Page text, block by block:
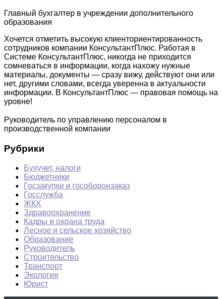
Главный бухгалтер в учреждении дополнительного
образования
Хочется отметить высокую клиенториентированность
сотрудников компании КонсультантПлюс. Работая в
Системе КонсультантПлюс, никогда не приходится
сомневаться в информации, когда нахожу нужные
материалы, документы — сразу вижу, действуют они или
нет, другими словами, всегда уверенна в актуальности
информации. В КонсультантПлюс — правовая помощь на
уровне!
Руководитель по управлению персоналом в
производственной компании
Рубрики
Бухучет, налоги
Бюджетники
Госзакупки и гособоронзаказ
Госслужба
ЖКХ
Здравоохранение
Кадры и охрана труда
Лесное и сельское хозяйство
Образование
Руководитель
Строительство
Транспорт
Экология
Юрист